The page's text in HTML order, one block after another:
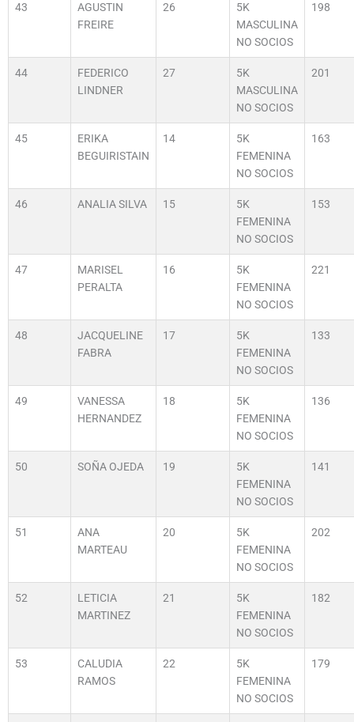
43
AGUSTIN
FREIRE
26
5K
MASCULINA
NO SOCIOS
198
44
FEDERICO
LINDNER
27
5K
MASCULINA
NO SOCIOS
201
45
ERIKA
BEGUIRISTAIN
14
5K
FEMENINA
NO SOCIOS
163
46 ANALIA SILVA 15
5K
FEMENINA
NO SOCIOS
153
47
MARISEL
PERALTA
16
5K
FEMENINA
NO SOCIOS
221
48
JACQUELINE
FABRA
17
5K
FEMENINA
NO SOCIOS
133
49
VANESSA
HERNANDEZ
18
5K
FEMENINA
NO SOCIOS
136
50 SOÑA OJEDA 19
5K
FEMENINA
NO SOCIOS
141
51
ANA
MARTEAU
20
5K
FEMENINA
NO SOCIOS
202
52
LETICIA
MARTINEZ
21
5K
FEMENINA
NO SOCIOS
182
53
CALUDIA
RAMOS
22
5K
FEMENINA
NO SOCIOS
179